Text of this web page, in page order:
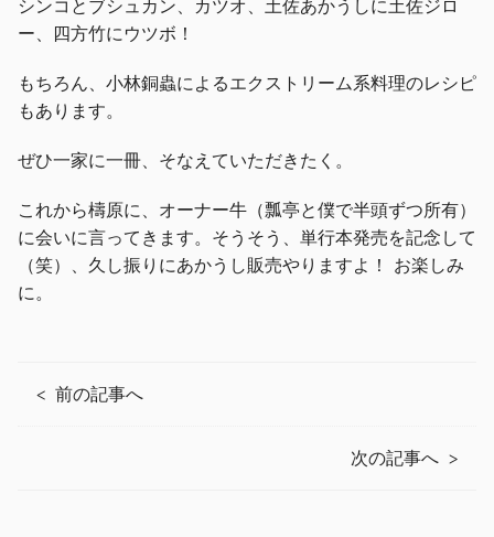
シンコとブシュカン、カツオ、土佐あかうしに土佐ジロ
ー、四方竹にウツボ！
もちろん、小林銅蟲によるエクストリーム系料理のレシピ
もあります。
ぜひ一家に一冊、そなえていただきたく。
これから檮原に、オーナー牛（瓢亭と僕で半頭ずつ所有）
に会いに言ってきます。そうそう、単行本発売を記念して
（笑）、久し振りにあかうし販売やりますよ！ お楽しみ
に。
前の記事へ
次の記事へ